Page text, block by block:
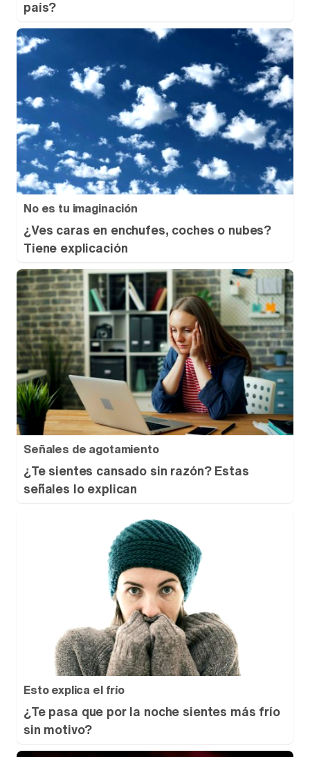
país?
No es tu imaginación
¿Ves caras en enchufes, coches o nubes?
Tiene explicación
Señales de agotamiento
¿Te sientes cansado sin razón? Estas
señales lo explican
Esto explica el frío
¿Te pasa que por la noche sientes más frío
sin motivo?